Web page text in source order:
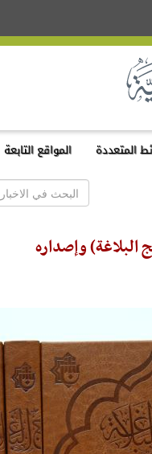
المتعددة المواقع التابعة
وإصداره